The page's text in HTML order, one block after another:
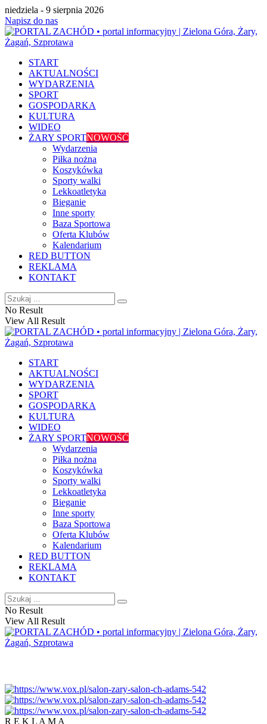
niedziela - 9 sierpnia 2026
Napisz do nas
START
AKTUALNOŚCI
WYDARZENIA
SPORT
GOSPODARKA
KULTURA
WIDEO
ŻARY SPORTNOWOŚĆ
Wydarzenia
Piłka nożna
Koszykówka
Sporty walki
Lekkoatletyka
Bieganie
Inne sporty
Baza Sportowa
Oferta Klubów
Kalendarium
RED BUTTON
REKLAMA
KONTAKT
No Result
View All Result
START
AKTUALNOŚCI
WYDARZENIA
SPORT
GOSPODARKA
KULTURA
WIDEO
ŻARY SPORTNOWOŚĆ
Wydarzenia
Piłka nożna
Koszykówka
Sporty walki
Lekkoatletyka
Bieganie
Inne sporty
Baza Sportowa
Oferta Klubów
Kalendarium
RED BUTTON
REKLAMA
KONTAKT
No Result
View All Result
R E K L A M A